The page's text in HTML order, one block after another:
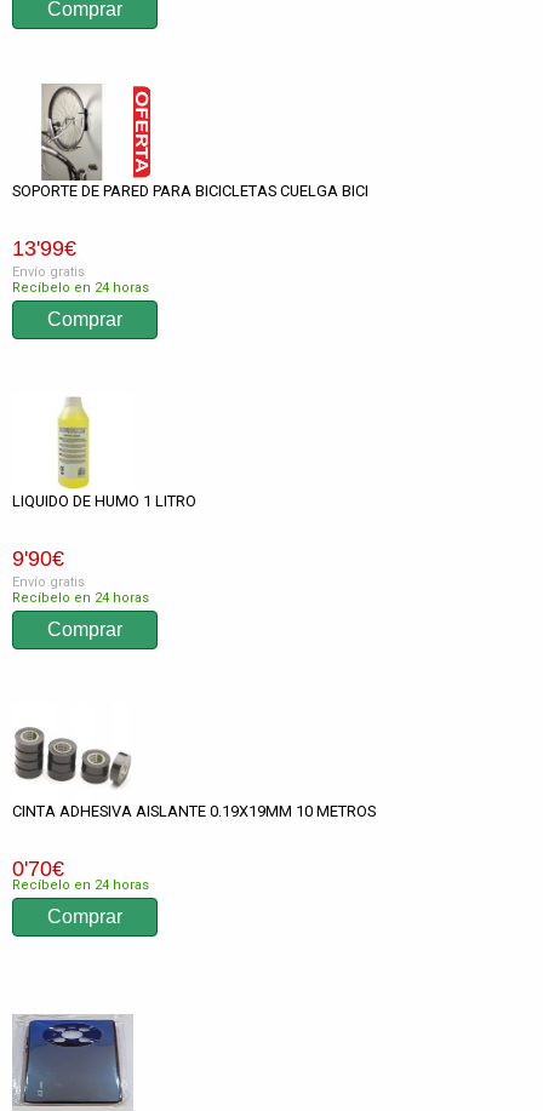
SOPORTE DE PARED PARA BICICLETAS CUELGA BICI
13'99€
Envío gratis
Recíbelo en 24 horas
LIQUIDO DE HUMO 1 LITRO
9'90€
Envío gratis
Recíbelo en 24 horas
CINTA ADHESIVA AISLANTE 0.19X19MM 10 METROS
0'70€
Recíbelo en 24 horas